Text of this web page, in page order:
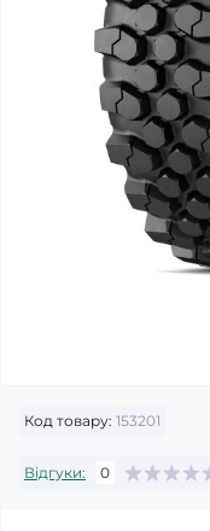
Код товару: 153201
Відгуки: 0